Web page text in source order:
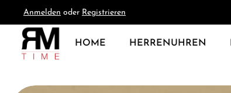
Zur Hauptnavigation springen
Anmelden oder Registrieren
HOME HERRENUHREN